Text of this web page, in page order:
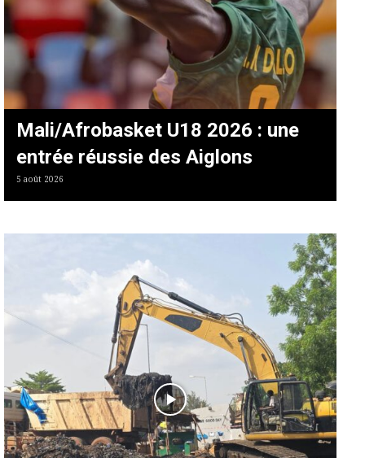
Mali/Afrobasket U18 2026 : une
entrée réussie des Aiglons
5 août 2026